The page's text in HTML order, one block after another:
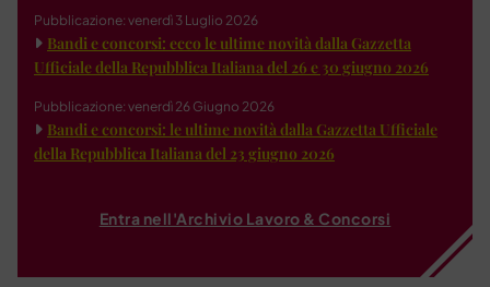
Pubblicazione: venerdì 3 Luglio 2026
Bandi e concorsi: ecco le ultime novità dalla Gazzetta
Ufficiale della Repubblica Italiana del 26 e 30 giugno 2026
Pubblicazione: venerdì 26 Giugno 2026
Bandi e concorsi: le ultime novità dalla Gazzetta Ufficiale
della Repubblica Italiana del 23 giugno 2026
Entra nell'Archivio Lavoro & Concorsi